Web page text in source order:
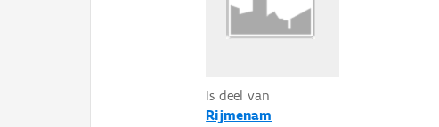
Is deel van
Rijmenam